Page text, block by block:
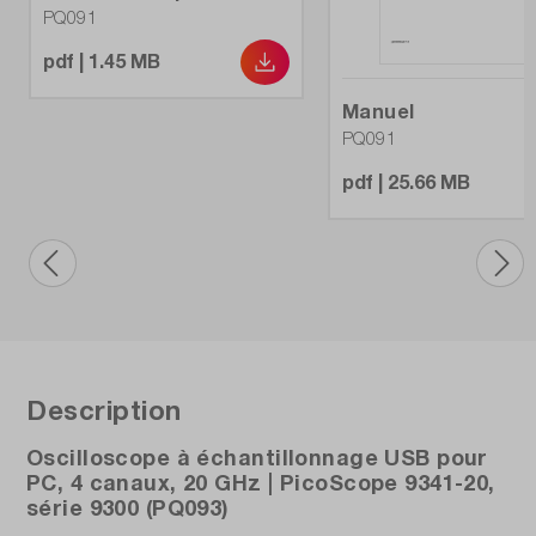
PQ091
pdf | 1.45 MB
Manuel
PQ091
pdf | 25.66 MB
Description
Oscilloscope à échantillonnage USB pour
PC, 4 canaux, 20 GHz | PicoScope 9341-20,
série 9300 (PQ093)